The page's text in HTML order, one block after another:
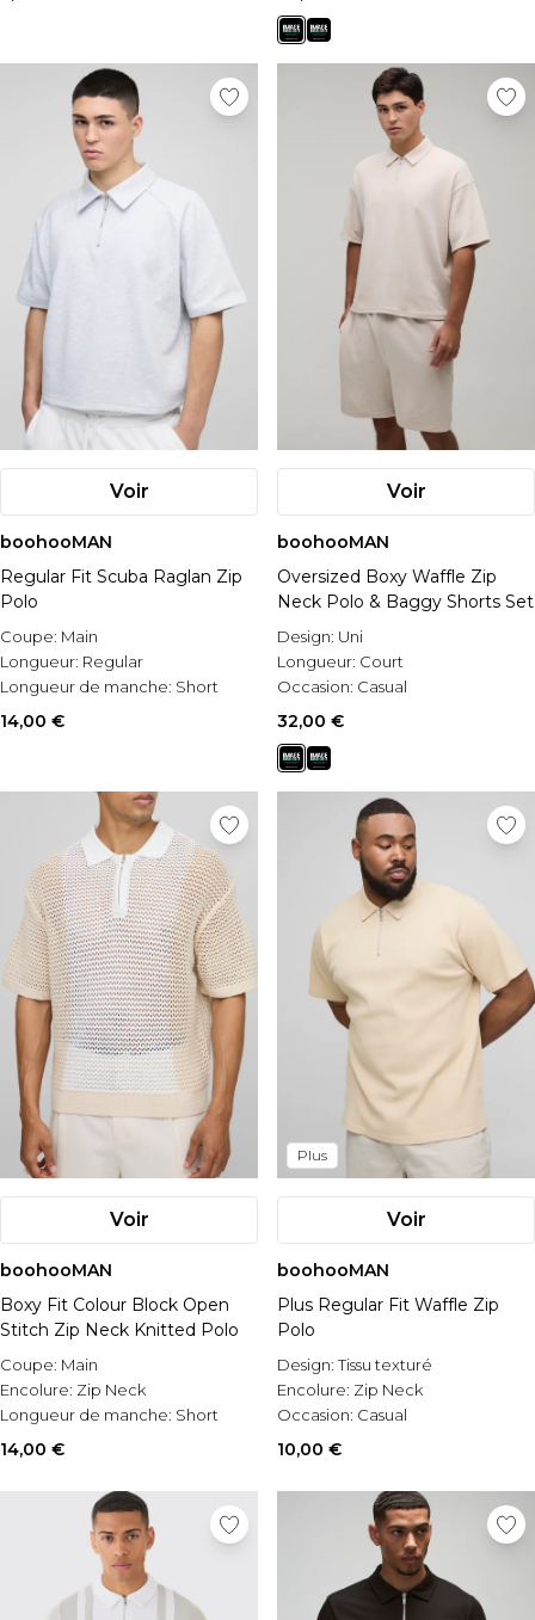
Voir
boohooMAN
Regular Fit Scuba Raglan Zip
Polo
Coupe: Main
Longueur: Regular
Longueur de manche: Short
Sleeve
14,00 €
Voir
boohooMAN
Oversized Boxy Waffle Zip
Neck Polo & Baggy Shorts Set
Design: Uni
Longueur: Court
Occasion: Casual
32,00 €
Voir
boohooMAN
Boxy Fit Colour Block Open
Stitch Zip Neck Knitted Polo
Coupe: Main
Encolure: Zip Neck
Longueur de manche: Short
Sleeve
14,00 €
Plus
Voir
boohooMAN
Plus Regular Fit Waffle Zip
Polo
Design:Tissu texturé
Encolure: Zip Neck
Occasion: Casual
10,00 €